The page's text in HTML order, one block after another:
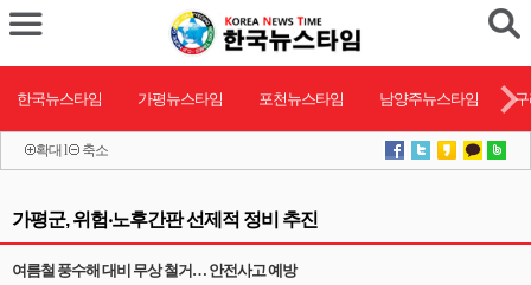
한국뉴스타임 가평뉴스타임 포천뉴스타임 남양주뉴스타임
확대 l 축소
가평군, 위험‧노후간판 선제적 정비 추진
여름철 풍수해 대비 무상 철거… 안전사고 예방